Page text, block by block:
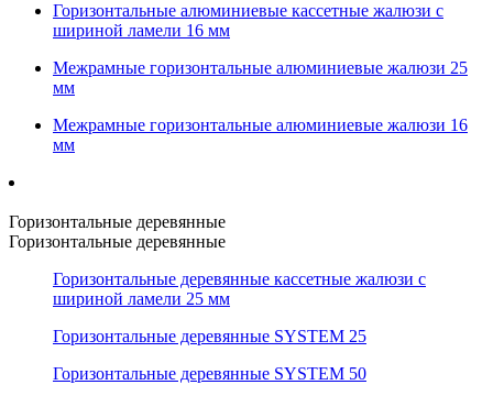
Горизонтальные алюминиевые кассетные жалюзи с
шириной ламели 16 мм
Межрамные горизонтальные алюминиевые жалюзи 25
мм
Межрамные горизонтальные алюминиевые жалюзи 16
мм
Горизонтальные деревянные
Горизонтальные деревянные
Горизонтальные деревянные кассетные жалюзи с
шириной ламели 25 мм
Горизонтальные деревянные SYSTEM 25
Горизонтальные деревянные SYSTEM 50